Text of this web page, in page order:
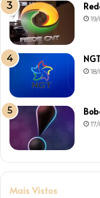
Mais Vistos